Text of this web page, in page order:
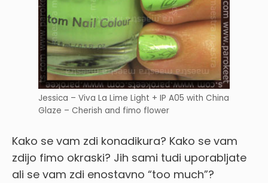
Jessica – Viva La Lime Light + IP A05 with China
Glaze – Cherish and fimo flower
Kako se vam zdi konadikura? Kako se vam
zdijo fimo okraski? Jih sami tudi uporabljate
ali se vam zdi enostavno “too much”?